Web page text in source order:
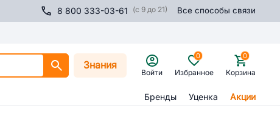
8 800 333-03-61 (с 9 до 21) Все способы связи
Знания
Войти Избранное
0
Корзина
0
Бренды Уценка Акции